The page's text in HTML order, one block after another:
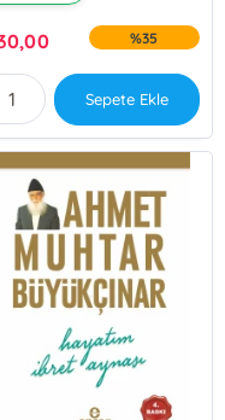
%35
Sepete Ekle